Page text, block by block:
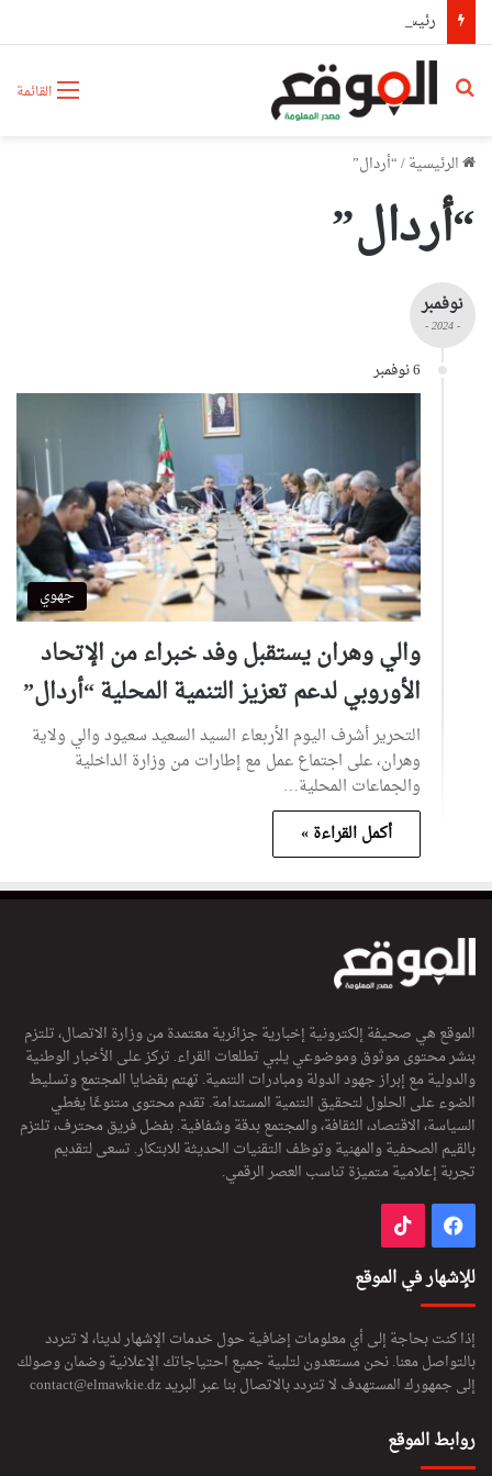
القائمة بحث عن
الرئيسية/“أردال”
“أردال”
نوفمبر
- 2024 -
6 نوفمبر
جهوي
والي وهران يستقبل وفد خبراء من الإتحاد
الأوروبي لدعم تعزيز التنمية المحلية “أردال”
التحرير أشرف اليوم الأربعاء السيد السعيد سعيود والي ولاية
وهران، على اجتماع عمل ‏مع إطارات من وزارة الداخلية
والجماعات المحلية…
أكمل القراءة »
الموقع هي صحيفة إلكترونية إخبارية جزائرية معتمدة من وزارة الاتصال، تلتزم
بنشر محتوى موثوق وموضوعي يلبي تطلعات القراء. تركز على الأخبار الوطنية
والدولية مع إبراز جهود الدولة ومبادرات التنمية. تهتم بقضايا المجتمع وتسليط
الضوء على الحلول لتحقيق التنمية المستدامة. تقدم محتوى متنوعًا يغطي
السياسة، الاقتصاد، الثقافة، والمجتمع بدقة وشفافية. بفضل فريق محترف، تلتزم
بالقيم الصحفية والمهنية وتوظف التقنيات الحديثة للابتكار. تسعى لتقديم
تجربة إعلامية متميزة تناسب العصر الرقمي.
فيسبوك
للإشهار في الموقع
إذا كنت بحاجة إلى أي معلومات إضافية حول خدمات الإشهار لدينا، لا تتردد
بالتواصل معنا. نحن مستعدون لتلبية جميع احتياجاتك الإعلانية وضمان وصولك
إلى جمهورك المستهدف لا تتردد بالاتصال بنا عبر البريدcontact@elmawkie.dz
روابط الموقع